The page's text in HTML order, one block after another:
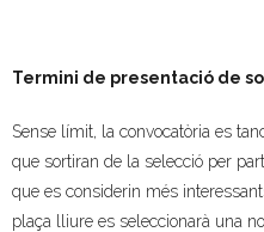
Termini de presentació de
Sense límit, la convocatòria es
que sortiran de la selecció per
que es considerin més
plaça lliure es seleccionarà una